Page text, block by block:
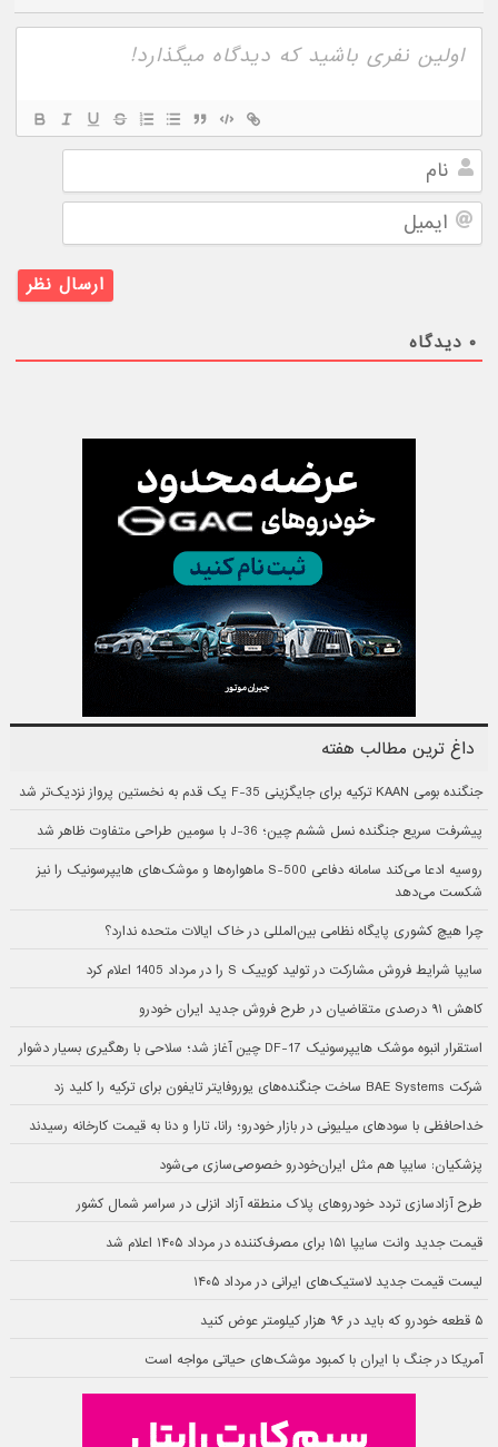
ایمیل
۰ دیدگاه
داغ ترین مطالب هفته
جنگنده بومی KAAN ترکیه برای جایگزینی F-35 یک قدم به نخستین پرواز نزدیک‌تر شد
پیشرفت سریع جنگنده نسل ششم چین؛ J-36 با سومین طراحی متفاوت ظاهر شد
روسیه ادعا می‌کند سامانه دفاعی S-500 ماهواره‌ها و موشک‌های هایپرسونیک را نیز
شکست می‌دهد
چرا هیچ کشوری پایگاه نظامی بین‌المللی در خاک ایالات متحده ندارد؟
سایپا شرایط فروش مشارکت در تولید کوییک S را در مرداد 1405 اعلام کرد
کاهش ۹۱ درصدی متقاضیان در طرح فروش جدید ایران خودرو
استقرار انبوه موشک هایپرسونیک DF-17 چین آغاز شد؛ سلاحی با رهگیری بسیار دشوار
شرکت BAE Systems ساخت جنگنده‌های یوروفایتر تایفون برای ترکیه را کلید زد
خداحافظی با سودهای میلیونی در بازار خودرو؛ رانا، تارا و دنا به قیمت کارخانه رسیدند
پزشکیان: سایپا هم مثل ایران‌خودرو خصوصی‌سازی می‌شود
طرح آزادسازی تردد خودروهای پلاک منطقه آزاد انزلی در سراسر شمال کشور
قیمت جدید وانت سایپا ۱۵۱ برای مصرف‌کننده در مرداد ۱۴۰۵ اعلام شد
لیست قیمت جدید لاستیک‌های ایرانی در مرداد ۱۴۰۵
۵ قطعه خودرو که باید در ۹۶ هزار کیلومتر عوض کنید
آمریکا در جنگ با ایران با کمبود موشک‌های حیاتی مواجه است